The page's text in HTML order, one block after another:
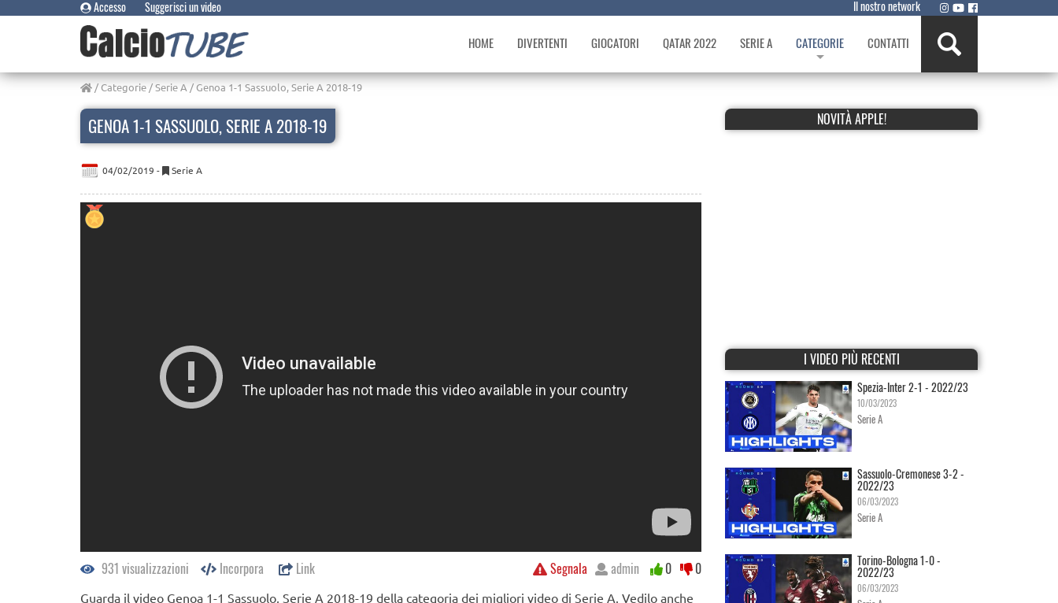
Accesso Suggerisci un video Il nostro network
HOME DIVERTENTI GIOCATORI QATAR 2022 SERIE A CATEGORIE CONTATTI
/Categorie/Serie A / Genoa 1-1 Sassuolo, Serie A 2018-19
GENOA 1-1 SASSUOLO, SERIE A 2018-19
04/02/2019 - Serie A
931 visualizzazioni Incorpora Link Segnala admin 0 0
Guarda il video Genoa 1-1 Sassuolo, Serie A 2018-19 della categoria dei migliori video di Serie A. Vedilo anche
NOVITÀ APPLE!
I VIDEO PIÙ RECENTI
Spezia-Inter 2-1 - 2022/23
10/03/2023
Serie A
Sassuolo-Cremonese 3-2 -
2022/23
06/03/2023
Serie A
Torino-Bologna 1-0 -
2022/23
06/03/2023